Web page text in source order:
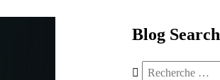
Blog Search